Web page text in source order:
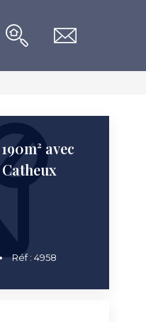
avec
Catheux
Réf :4958